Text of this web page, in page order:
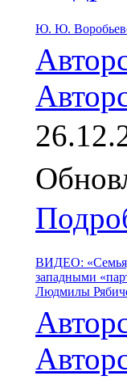
Ю. Ю.
ВИДЕО: «Семья,
западными
Людмилы